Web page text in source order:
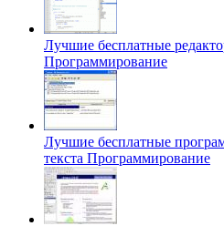
Лучшие бесплатные
Программирование
Лучшие бесплатные
текста Программирование